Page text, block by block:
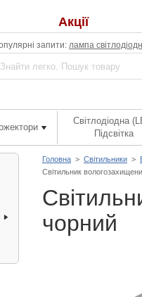
Акції
запити: лампа
Світлодіодна
Підсвітка
Головна > Світильники >
Світильник
чорний